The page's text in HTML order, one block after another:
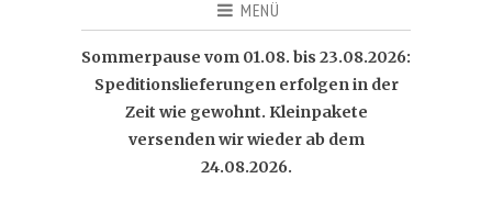
MENÜ
Sommerpause vom 01.08. bis 23.08.2026:
Speditionslieferungen erfolgen in der
Zeit wie gewohnt. Kleinpakete
versenden wir wieder ab dem
24.08.2026.